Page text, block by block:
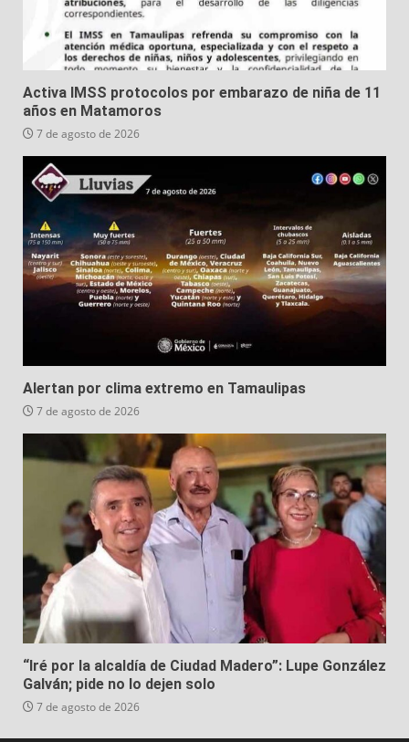
Activa IMSS protocolos por embarazo de niña de 11
años en Matamoros
7 de agosto de 2026
Alertan por clima extremo en Tamaulipas
7 de agosto de 2026
“Iré por la alcaldía de Ciudad Madero”: Lupe González
Galván; pide no lo dejen solo
7 de agosto de 2026